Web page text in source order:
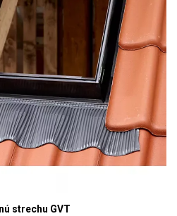
strechu GVT